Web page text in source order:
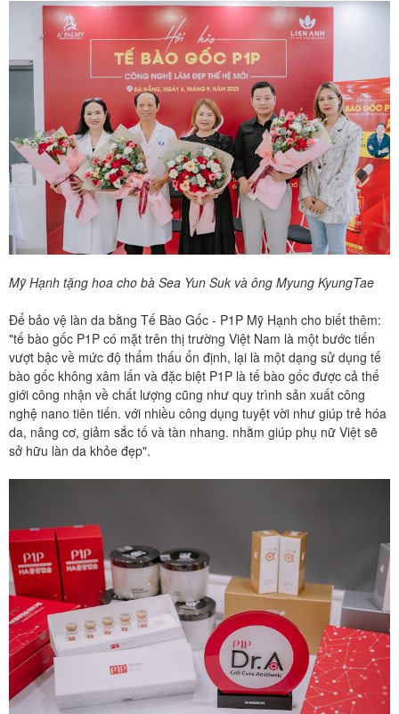
Mỹ Hạnh tặng hoa cho bà Sea Yun Suk và ông Myung KyungTae
Để bảo vệ làn da bằng Tế Bào Gốc - P1P Mỹ Hạnh cho biết thêm:
"tế bào gốc P1P có mặt trên thị trường Việt Nam là một bước tiến
vượt bậc về mức độ thẩm thấu ổn định, lại là một dạng sử dụng tế
bào gốc không xâm lấn và đặc biệt P1P là tế bào gốc được cả thế
giới công nhận về chất lượng cũng như quy trình sản xuất công
nghệ nano tiên tiến. với nhiều công dụng tuyệt vời như giúp trẻ hóa
da, nâng cơ, giảm sắc tố và tàn nhang. nhằm giúp phụ nữ Việt sẽ
sở hữu làn da khỏe đẹp".